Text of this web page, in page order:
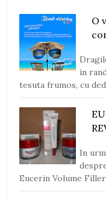
O
in
tesuta frumos, cu
In
Eucerin Volume